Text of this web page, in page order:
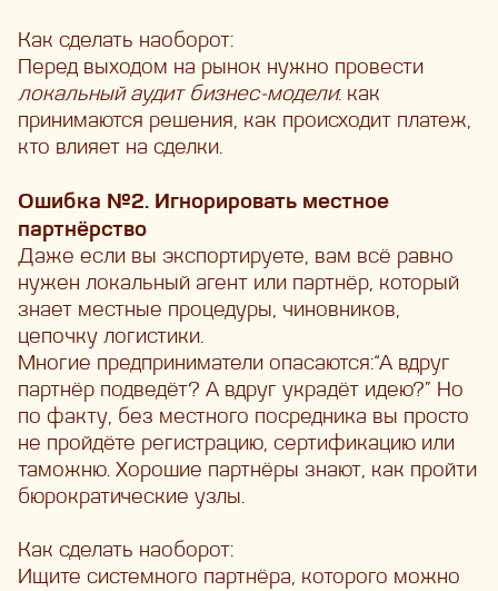
Как сделать наоборот:
Перед выходом на рынок нужно провести
локальный аудит бизнес-модели: как
принимаются решения, как происходит платеж,
кто влияет на сделки.
Ошибка №2. Игнорировать местное
партнёрство
Даже если вы экспортируете, вам всё равно
нужен локальный агент или партнёр, который
знает местные процедуры, чиновников,
цепочку логистики.
Многие предприниматели опасаются:“А вдруг
партнёр подведёт? А вдруг украдёт идею?” Но
по факту, без местного посредника вы просто
не пройдёте регистрацию, сертификацию или
таможню. Хорошие партнёры знают, как пройти
бюрократические узлы.
Как сделать наоборот:
Ищите системного партнёра, которого можно